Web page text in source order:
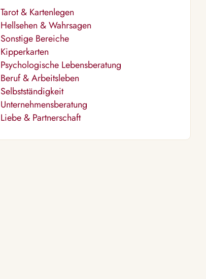
Tarot & Kartenlegen
Hellsehen & Wahrsagen
Sonstige Bereiche
Kipperkarten
Psychologische Lebensberatung
Beruf & Arbeitsleben
Selbstständigkeit
Unternehmensberatung
Liebe & Partnerschaft